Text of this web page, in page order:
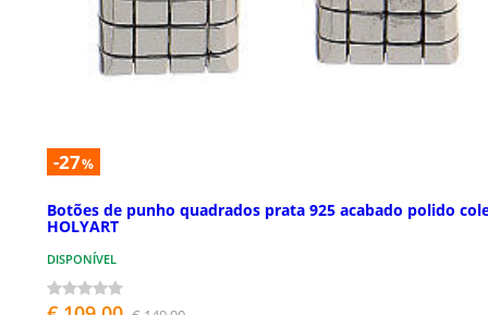
-27%
Botões de punho quadrados prata 925 acabado polido
HOLYART
DISPONÍVEL